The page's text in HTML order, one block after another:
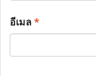
อีเมล*